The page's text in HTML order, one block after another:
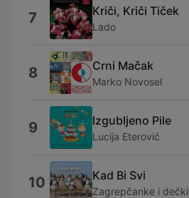
7 Kriči, Kriči Tiček
Lado
8 Crni Mačak
Marko Novosel
9 Izgubljeno Pile
Lucija Eterović
10 Kad Bi Svi
Zagrepčanke i dečki